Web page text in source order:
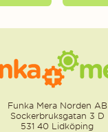
Funka Mera Norden AB
Sockerbruksgatan 3 D
531 40 Lidköping